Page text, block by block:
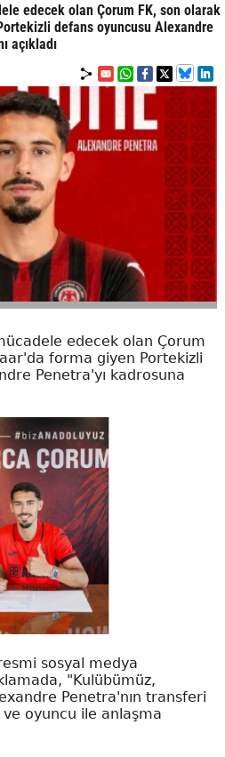
edecek olan Çorum FK, son olarak
defans oyuncusu Alexandre
açıkladı
edecek olan Çorum
forma giyen Portekizli
Penetra'yı kadrosuna
resmi sosyal medya
"Kulübümüz,
Penetra'nın transferi
oyuncu ile anlaşma